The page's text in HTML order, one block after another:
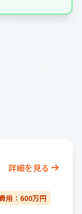
詳細を見る
用：600万円